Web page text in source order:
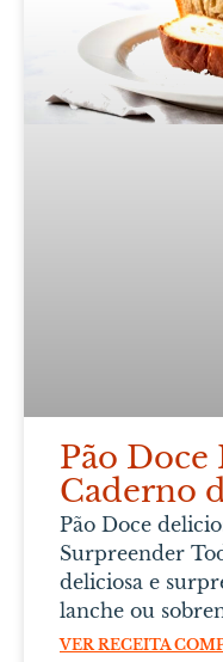
Pão Doce
Caderno
Pão Doce
Surpreender
deliciosa e
lanche ou
VER RECEITA